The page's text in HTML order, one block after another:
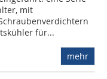
mit
für...
mehr